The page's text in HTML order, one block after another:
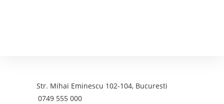
Adresa:Str. Mihai Eminescu 102-104, Bucuresti
Telefon:0749 555 000